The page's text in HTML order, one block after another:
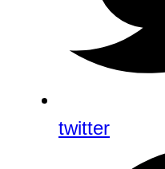
twitter